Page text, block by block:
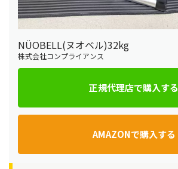
NÜOBELL(ヌオベル)32kg
株式会社コンプライアンス
正規代理店で購入する
AMAZONで購入する